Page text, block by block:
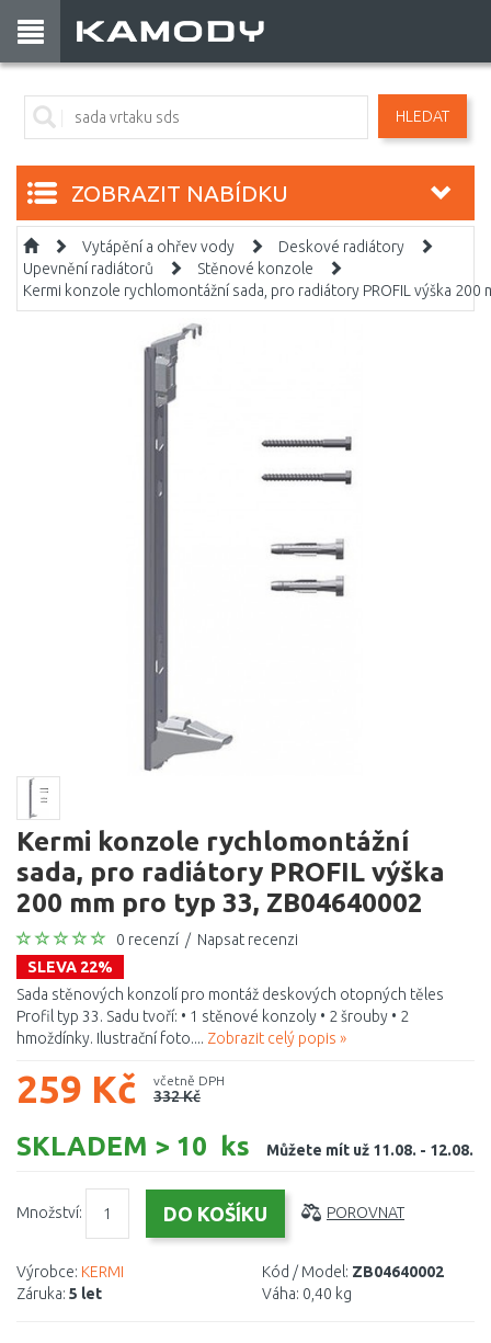
HLEDAT
ZOBRAZIT NABÍDKU
Vytápění a ohřev vody
Deskové radiátory
Upevnění radiátorů
Stěnové konzole
Kermi konzole rychlomontážní sada, pro radiátory PROFIL výška 200
Kermi konzole rychlomontážní
sada, pro radiátory PROFIL výška
200 mm pro typ 33, ZB04640002
0 recenzí / Napsat recenzi
SLEVA 22%
Sada stěnových konzolí pro montáž deskových otopných těles
Profil typ 33. Sadu tvoří: • 1 stěnové konzoly • 2 šrouby • 2
hmoždínky. Ilustrační foto.... Zobrazit celý popis »
259 Kč včetně DPH
332 Kč
SKLADEM > 10 ks Můžete mít už 11.08. - 12.08.
Množství: POROVNAT
Výrobce: KERMI
Záruka: 5 let
Kód / Model: ZB04640002
Váha: 0,40 kg